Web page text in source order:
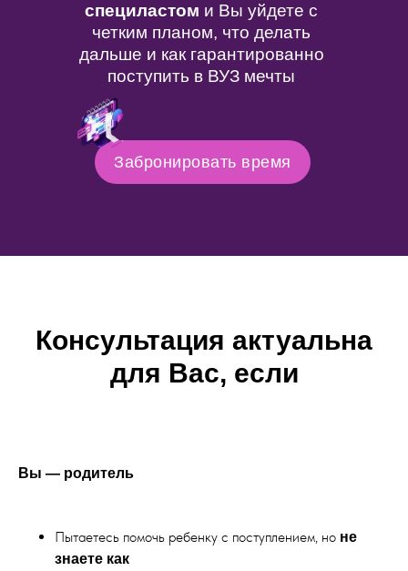
Забронировать время
специластом и Вы уйдете с
четким планом, что делать
дальше и как гарантированно
поступить в ВУЗ мечты
Консультация актуальна
для Вас, если
Вы — родитель
Пытаетесь помочь ребенку с поступлением, но не
знаете как